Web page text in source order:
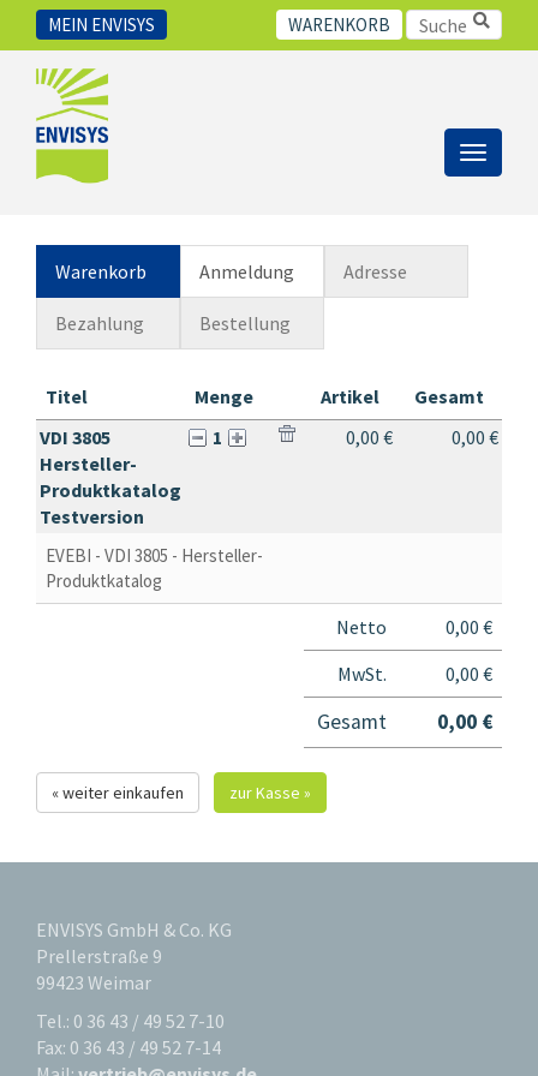
WARENKORB
MEIN ENVISYS
Toggle
Warenkorb Anmeldung Adresse
Bezahlung Bestellung
Titel Menge Artikel
Gesamt
VDI 3805
Hersteller-
Produktkatalog
Testversion
1 0,00 € 0,00 €
EVEBI - VDI 3805 - Hersteller-
Produktkatalog
Netto
0,00 €
MwSt.
0,00 €
Gesamt 0,00 €
« weiter einkaufen zur Kasse »
ENVISYS GmbH & Co. KG
Prellerstraße 9
99423 Weimar
Tel.: 0 36 43 / 49 52 7-10
Fax: 0 36 43 / 49 52 7-14